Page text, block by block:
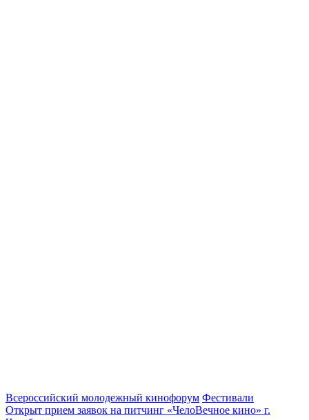
Всероссийский молодежный кинофорум Фестивали
Открыт прием заявок на питчинг «ЧелоВечное кино» г.